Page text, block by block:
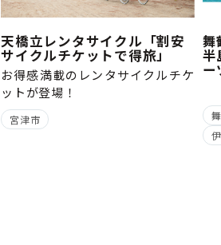
天橋立レンタサイクル「割安
サイクルチケットで得旅」
お得感満載のレンタサイクルチケ
ットが登場！
宮津市
舞
半
ー